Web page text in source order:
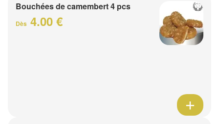
Bouchées de camembert 4 pcs
Dès 4.00 €